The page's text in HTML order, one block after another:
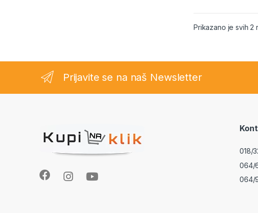
Prikazano je svih 2
Prijavite se na naš Newsletter
018/
064/
064/